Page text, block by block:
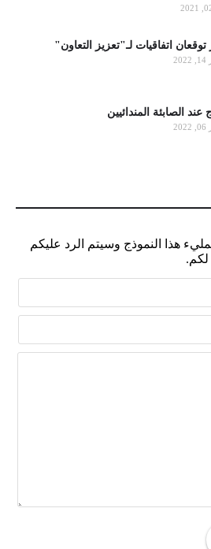
اتفاقيات لـ"تعزيز التعاون"
عند الصابئة المندائيين
هذا النموذج وسيتم الرد عليكم